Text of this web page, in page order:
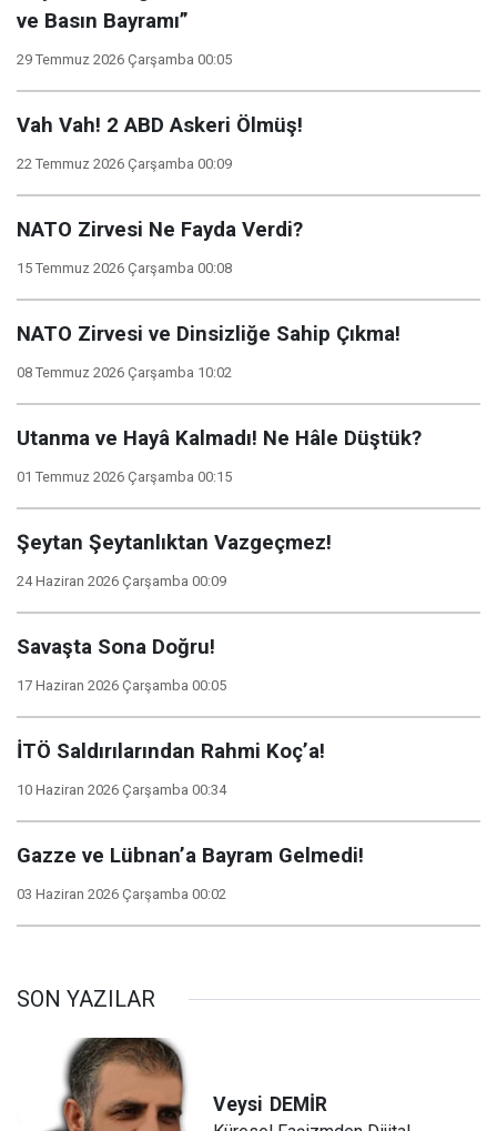
ve Basın Bayramı”
29 Temmuz 2026 Çarşamba 00:05
Vah Vah! 2 ABD Askeri Ölmüş!
22 Temmuz 2026 Çarşamba 00:09
NATO Zirvesi Ne Fayda Verdi?
15 Temmuz 2026 Çarşamba 00:08
NATO Zirvesi ve Dinsizliğe Sahip Çıkma!
08 Temmuz 2026 Çarşamba 10:02
Utanma ve Hayâ Kalmadı! Ne Hâle Düştük?
01 Temmuz 2026 Çarşamba 00:15
Şeytan Şeytanlıktan Vazgeçmez!
24 Haziran 2026 Çarşamba 00:09
Savaşta Sona Doğru!
17 Haziran 2026 Çarşamba 00:05
İTÖ Saldırılarından Rahmi Koç’a!
10 Haziran 2026 Çarşamba 00:34
Gazze ve Lübnan’a Bayram Gelmedi!
03 Haziran 2026 Çarşamba 00:02
SON YAZILAR
Veysi DEMİR